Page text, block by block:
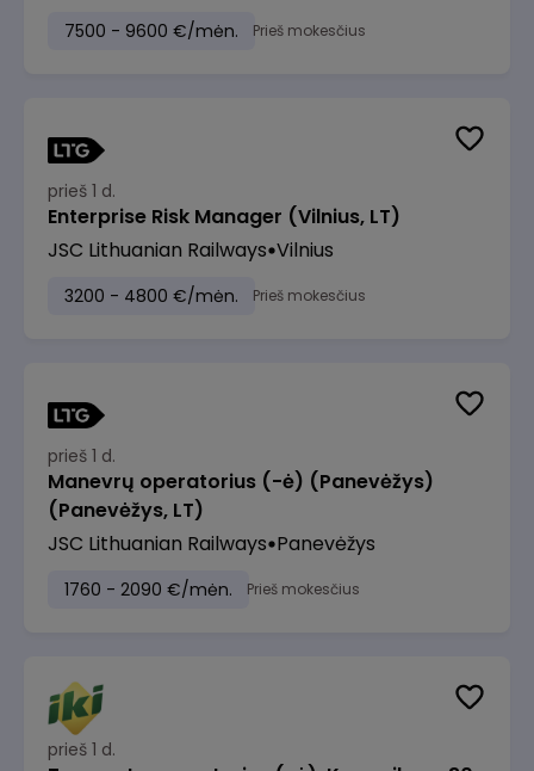
7500 - 9600 €/mėn. Prieš mokesčius
prieš 1 d.
Enterprise Risk Manager (Vilnius, LT)
JSC Lithuanian Railways Vilnius
3200 - 4800 €/mėn. Prieš mokesčius
prieš 1 d.
Manevrų operatorius (-ė) (Panevėžys)
(Panevėžys, LT)
JSC Lithuanian Railways Panevėžys
1760 - 2090 €/mėn. Prieš mokesčius
prieš 1 d.